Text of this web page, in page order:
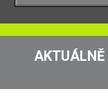
AKTUÁLNĚ